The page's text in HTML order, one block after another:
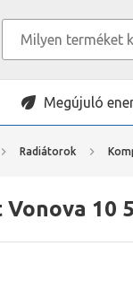
Megújuló
Radiátorok
10